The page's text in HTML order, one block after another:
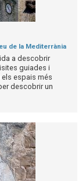
de la Mediterrània
a descobrir
guiades i
espais més
descobrir un